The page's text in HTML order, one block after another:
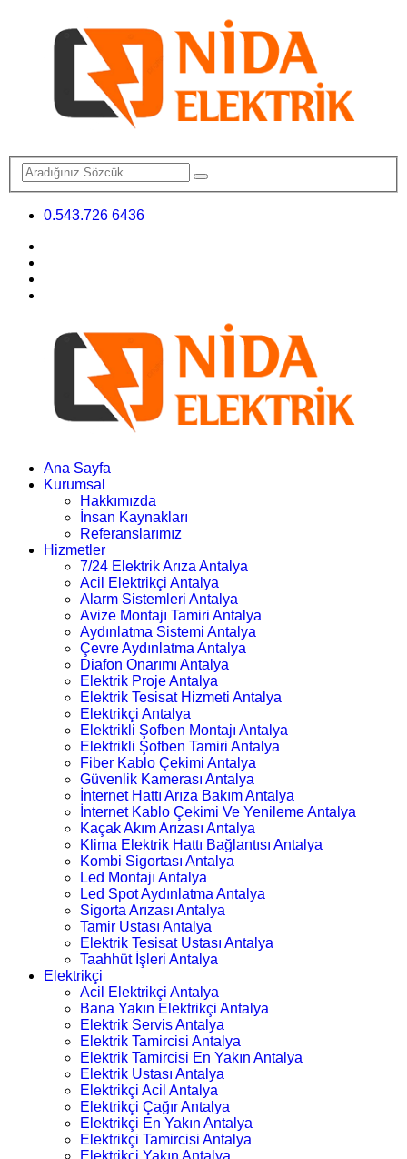
0.543.726 6436
Ana Sayfa
Kurumsal
Hakkımızda
İnsan Kaynakları
Referanslarımız
Hizmetler
7/24 Elektrik Arıza Antalya
Acil Elektrikçi Antalya
Alarm Sistemleri Antalya
Avize Montajı Tamiri Antalya
Aydınlatma Sistemi Antalya
Çevre Aydınlatma Antalya
Diafon Onarımı Antalya
Elektrik Proje Antalya
Elektrik Tesisat Hizmeti Antalya
Elektrikçi Antalya
Elektrikli Şofben Montajı Antalya
Elektrikli Şofben Tamiri Antalya
Fiber Kablo Çekimi Antalya
Güvenlik Kamerası Antalya
İnternet Hattı Arıza Bakım Antalya
İnternet Kablo Çekimi Ve Yenileme Antalya
Kaçak Akım Arızası Antalya
Klima Elektrik Hattı Bağlantısı Antalya
Kombi Sigortası Antalya
Led Montajı Antalya
Led Spot Aydınlatma Antalya
Sigorta Arızası Antalya
Tamir Ustası Antalya
Elektrik Tesisat Ustası Antalya
Taahhüt İşleri Antalya
Elektrikçi
Acil Elektrikçi Antalya
Bana Yakın Elektrikçi Antalya
Elektrik Servis Antalya
Elektrik Tamircisi Antalya
Elektrik Tamircisi En Yakın Antalya
Elektrik Ustası Antalya
Elektrikçi Acil Antalya
Elektrikçi Çağır Antalya
Elektrikçi En Yakın Antalya
Elektrikçi Tamircisi Antalya
Elektrikçi Yakın Antalya